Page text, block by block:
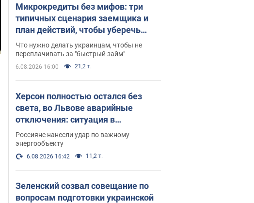
Микрокредиты без мифов: три
типичных сценария заемщика и
план действий, чтобы уберечь
свои деньги
Что нужно делать украинцам, чтобы не
переплачивать за "быстрый займ"
6.08.2026 16:00 21,2 т.
Херсон полностью остался без
света, во Львове аварийные
отключения: ситуация в
энергосистеме 6 августа
Россияне нанесли удар по важному
энергообъекту
6.08.2026 16:42 11,2 т.
Зеленский созвал совещание по
вопросам подготовки украинской